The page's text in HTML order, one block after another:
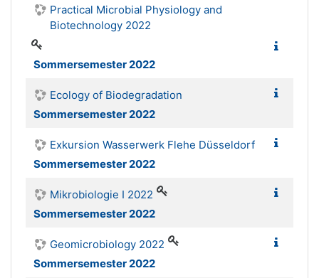
Practical Microbial Physiology and
Biotechnology 2022
Sommersemester 2022
Ecology of Biodegradation
Sommersemester 2022
Exkursion Wasserwerk Flehe Düsseldorf
Sommersemester 2022
Mikrobiologie I 2022
Sommersemester 2022
Geomicrobiology 2022
Sommersemester 2022